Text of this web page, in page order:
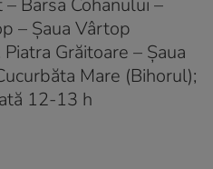
– Şaua Vârtop
Grăitoare – Şaua
Mare (Bihorul);
12-13 h